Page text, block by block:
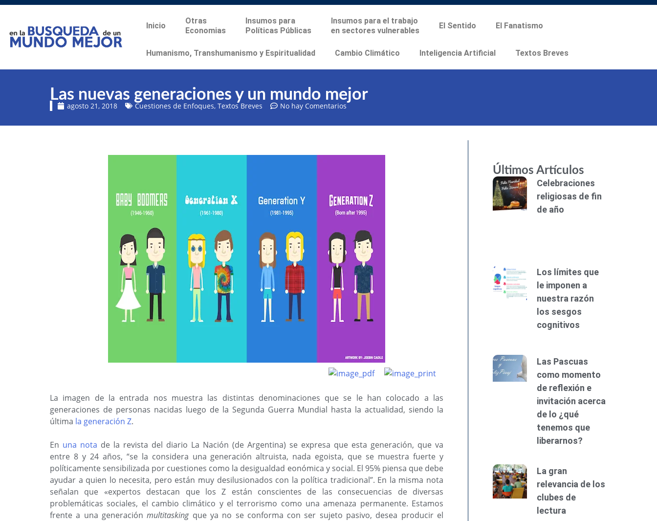
Inicio
Otras
Economias
Insumos para
Políticas Públicas
Insumos para el trabajo
en sectores vulnerables
El Sentido El Fanatismo
Humanismo, Transhumanismo y Espiritualidad Cambio Climático Inteligencia Artificial Textos Breves
Las nuevas generaciones y un mundo mejor
agosto 21, 2018 Cuestiones de Enfoques, Textos Breves No hay Comentarios
La imagen de la entrada nos muestra las distintas denominaciones que se le han colocado a las
generaciones de personas nacidas luego de la Segunda Guerra Mundial hasta la actualidad, siendo la
última la generación Z.
En una nota de la revista del diario La Nación (de Argentina) se expresa que esta generación, que va
entre 8 y 24 años, “se la considera una generación altruista, nada egoista, que se muestra fuerte y
políticamente sensibilizada por cuestiones como la desigualdad eonómica y social. El 95% piensa que debe
ayudar a quien lo necesita, pero están muy desilusionados con la política tradicional”. En la misma nota
señalan que «expertos destacan que los Z están conscientes de las consecuencias de diversas
problemáticas sociales, el cambio climático y el terrorismo como una amenaza permanente. Estamos
frente a una generaciónmultitasking que ya no se conforma con ser sujeto pasivo, desea producir el
Últimos Artículos
Celebraciones
religiosas de fin
de año
Los límites que
le imponen a
nuestra razón
los sesgos
cognitivos
Las Pascuas
como momento
de reflexión e
invitación acerca
de lo ¿qué
tenemos que
liberarnos?
La gran
relevancia de los
clubes de
lectura